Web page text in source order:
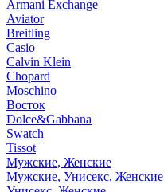
Armani Exchange
Aviator
Breitling
Casio
Calvin Klein
Chopard
Moschino
Восток
Dolce&Gabbana
Swatch
Tissot
Мужские, Женские
Мужские, Унисекс, Женские